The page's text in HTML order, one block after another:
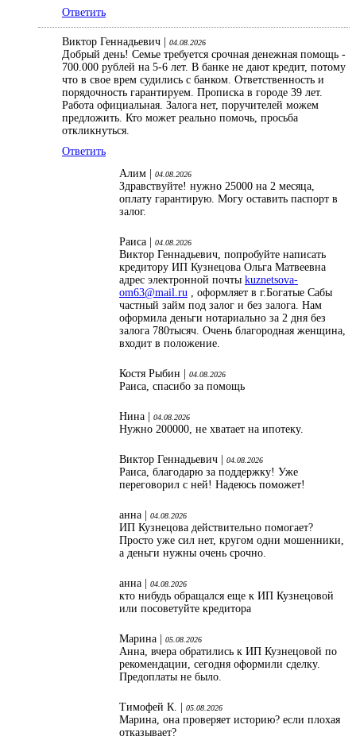
Ответить
Виктор Геннадьевич | 04.08.2026
Добрый день! Семье требуется срочная денежная помощь -
700.000 рублей на 5-6 лет. В банке не дают кредит, потому
что в свое врем судились с банком. Ответственность и
порядочность гарантируем. Прописка в городе 39 лет.
Работа официальная. Залога нет, поручителей можем
предложить. Кто может реально помочь, просьба
откликнуться.
Ответить
Алим |
04.08.2026
Здравствуйте! нужно 25000 на 2 месяца,
оплату гарантирую. Могу оставить паспорт в
залог.
Раиса | 04.08.2026
Виктор Геннадьевич, попробуйте написать
кредитору ИП Кузнецова Ольга Матвеевна
адрес электронной почты kuznetsova-
om63@mail.ru , оформляет в г.Богатые Сабы
частный займ под залог и без залога. Нам
оформила деньги нотариально за 2 дня без
залога 780тысяч. Очень благородная женщина,
входит в положение.
Костя Рыбин | 04.08.2026
Раиса, спасибо за помощь
Нина | 04.08.2026
Нужно 200000, не хватает на ипотеку.
Виктор Геннадьевич | 04.08.2026
Раиса, благодарю за поддержку! Уже
переговорил с ней! Надеюсь поможет!
анна | 04.08.2026
ИП Кузнецова действительно помогает?
Просто уже сил нет, кругом одни мошенники,
а деньги нужны очень срочно.
анна | 04.08.2026
кто нибудь обращался еще к ИП Кузнецовой
или посоветуйте кредитора
Марина | 05.08.2026
Анна, вчера обратились к ИП Кузнецовой по
рекомендации, сегодня оформили сделку.
Предоплаты не было.
Тимофей К. | 05.08.2026
Марина, она проверяет историю? если плохая
отказывает?